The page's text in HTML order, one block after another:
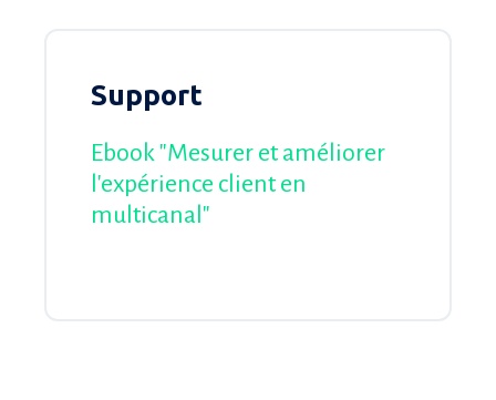
Support
Ebook "Mesurer et améliorer
l'expérience client en
multicanal"